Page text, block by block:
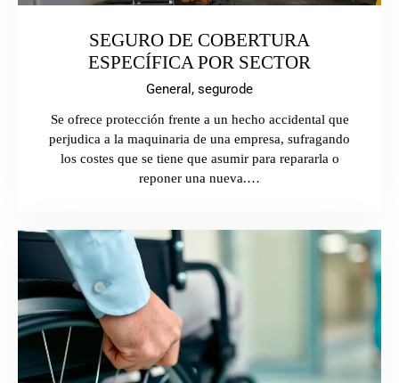
SEGURO DE COBERTURA
ESPECÍFICA POR SECTOR
General, segurode
Se ofrece protección frente a un hecho accidental que
perjudica a la maquinaria de una empresa, sufragando
los costes que se tiene que asumir para repararla o
reponer una nueva.…